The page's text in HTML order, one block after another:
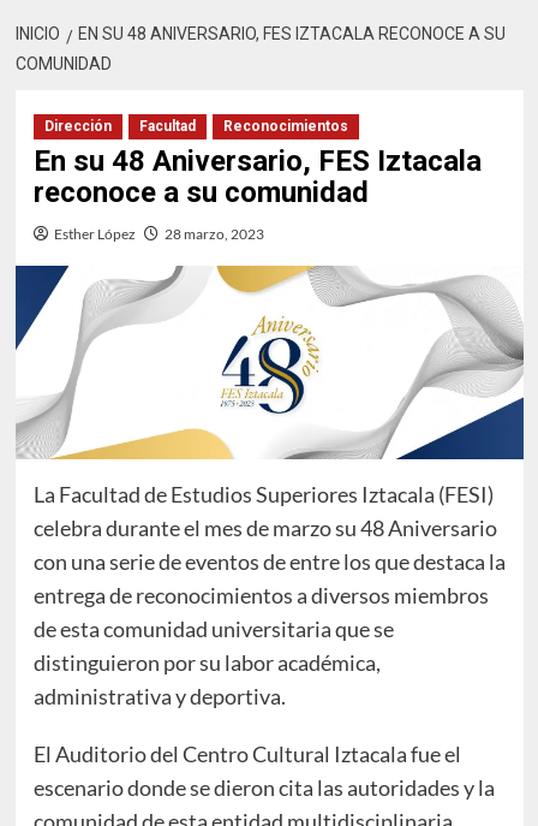
INICIO
EN SU 48 ANIVERSARIO, FES IZTACALA RECONOCE A SU
COMUNIDAD
Dirección Facultad Reconocimientos
En su 48 Aniversario, FES Iztacala
reconoce a su comunidad
Esther López 28 marzo, 2023
La Facultad de Estudios Superiores Iztacala (FESI)
celebra durante el mes de marzo su 48 Aniversario
con una serie de eventos de entre los que destaca la
entrega de reconocimientos a diversos miembros
de esta comunidad universitaria que se
distinguieron por su labor académica,
administrativa y deportiva.
El Auditorio del Centro Cultural Iztacala fue el
escenario donde se dieron cita las autoridades y la